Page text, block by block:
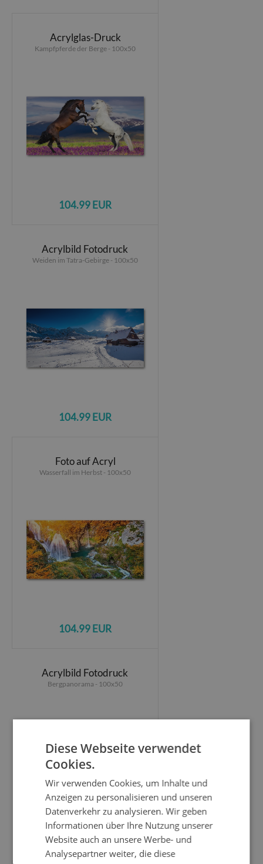
Acrylglas-Druck
Kampfpferde der Berge - 100x50
104.99 EUR
Acrylbild Fotodruck
Weiden im Tatra-Gebirge - 100x50
104.99 EUR
Foto auf Acryl
Wasserfall im Herbst - 100x50
104.99 EUR
Acrylbild Fotodruck
Bergpanorama - 100x50
104.99 EUR
Diese Webseite verwendet
Cookies.
Wir verwenden Cookies, um Inhalte und
Anzeigen zu personalisieren und unseren
Datenverkehr zu analysieren. Wir geben
Informationen über Ihre Nutzung unserer
Website auch an unsere Werbe- und
Analysepartner weiter, die diese